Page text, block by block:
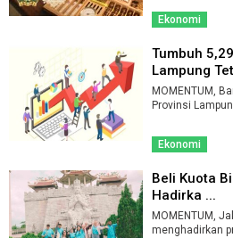
Ekonomi
Tumbuh
Lampung
MOMENTUM,
Provinsi
Ekonomi
Beli Kuota
Hadirka ...
MOMENTUM,